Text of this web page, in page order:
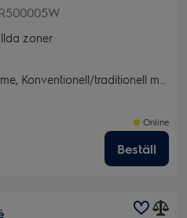
zoner
Snabbgrill, Bakning med fukt, Snabbvärme, SlowCook
Online
Beställ